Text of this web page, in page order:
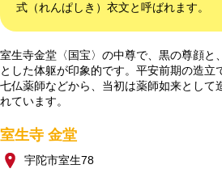
式（れんぱしき）衣文と呼ばれます。
室生寺金堂〈国宝〉の中尊で、黒の尊顔と
とした体躯が印象的です。平安前期の造立
七仏薬師などから、当初は薬師如来として
れています。
室生寺 金堂
宇陀市室生78